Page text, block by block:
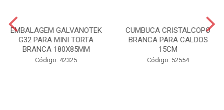
EMBALAGEM GALVANOTEK
G32 PARA MINI TORTA
BRANCA 180X85MM
Código: 42325
CUMBUCA CRISTALCOPO
BRANCA PARA CALDOS
15CM
Código: 52554